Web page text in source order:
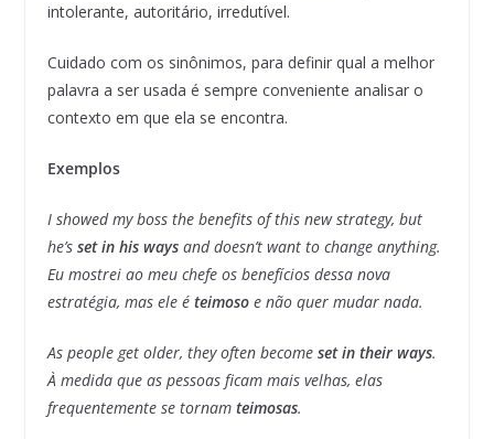
intolerante, autoritário, irredutível.
Cuidado com os sinônimos, para definir qual a melhor
palavra a ser usada é sempre conveniente analisar o
contexto em que ela se encontra.
Exemplos
I showed my boss the benefits of this new strategy, but
he’s set in his waysand doesn’t want to change anything.
Eu mostrei ao meu chefe os benefícios dessa nova
estratégia, mas ele é teimosoe não quer mudar nada.
As people get older, they often become set in their ways.
À medida que as pessoas ficam mais velhas, elas
frequentemente se tornam teimosas.